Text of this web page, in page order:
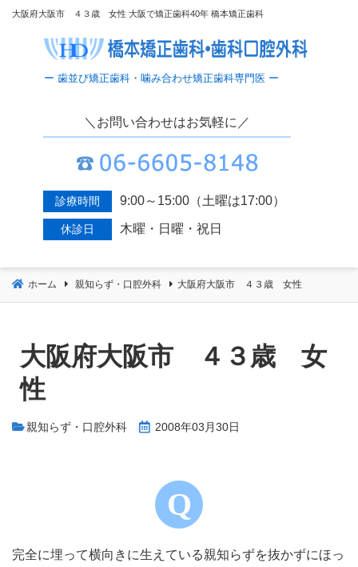
大阪府大阪市 ４３歳 女性 大阪で矯正歯科40年 橋本矯正歯科
＼お問い合わせはお気軽に／
診療時間 9:00～15:00（土曜は17:00）
休診日 木曜・日曜・祝日
ホーム 親知らず・口腔外科 大阪府大阪市 ４３歳 女性
大阪府大阪市 ４３歳 女
性
親知らず・口腔外科 2008年03月30日
完全に埋って横向きに生えている親知らずを抜かずにほっ